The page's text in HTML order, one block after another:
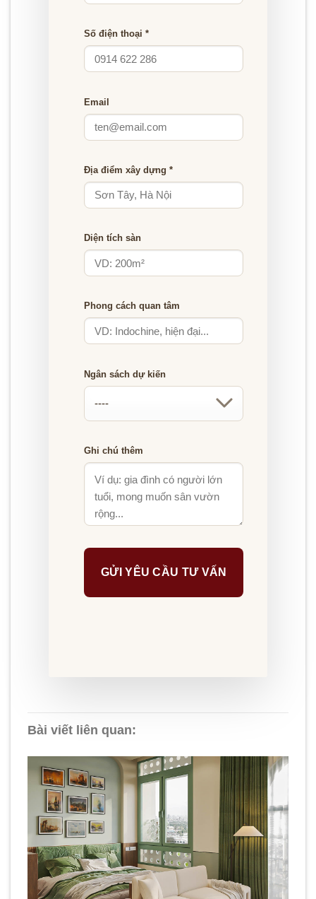
Số điện thoại *
Email
Địa điểm xây dựng *
Diện tích sàn
Phong cách quan tâm
Ngân sách dự kiến
Ghi chú thêm
Bài viết liên quan: